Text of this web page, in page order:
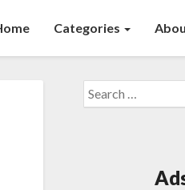
Categories
Search
for: